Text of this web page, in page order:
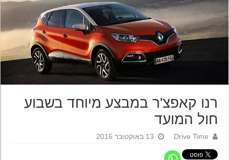
רנו קאפצ'ר במבצע מיוחד בשבוע
חול המועד
Drive Time 13 באוקטובר 2016